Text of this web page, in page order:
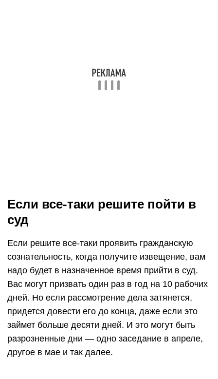
Если все-таки решите пойти в
суд
Если решите все-таки проявить гражданскую
сознательность, когда получите извещение, вам
надо будет в назначенное время прийти в суд.
Вас могут призвать один раз в год на 10 рабочих
дней. Но если рассмотрение дела затянется,
придется довести его до конца, даже если это
займет больше десяти дней. И это могут быть
разрозненные дни — одно заседание в апреле,
другое в мае и так далее.